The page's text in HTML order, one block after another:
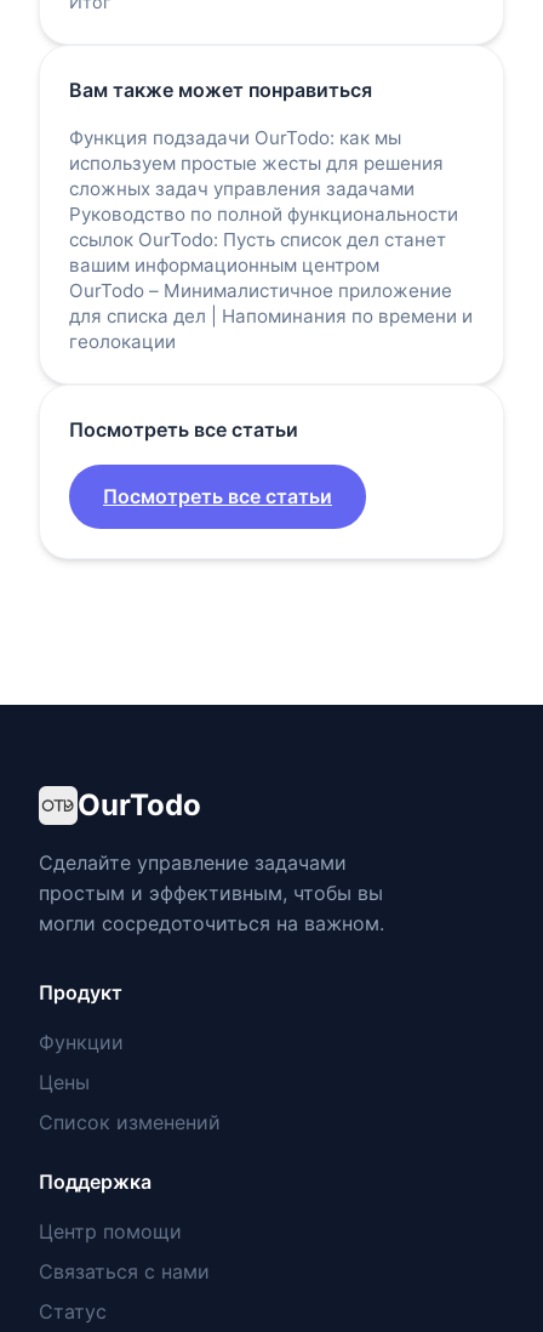
Вам также может понравиться
Функция подзадачи OurTodo: как мы
используем простые жесты для решения
сложных задач управления задачами
Руководство по полной функциональности
ссылок OurTodo: Пусть список дел станет
вашим информационным центром
OurTodo – Минималистичное приложение
для списка дел | Напоминания по времени и
геолокации
Посмотреть все статьи
Посмотреть все статьи
OurTodo
Сделайте управление задачами
простым и эффективным, чтобы вы
могли сосредоточиться на важном.
Продукт
Функции
Цены
Список изменений
Поддержка
Центр помощи
Связаться с нами
Статус